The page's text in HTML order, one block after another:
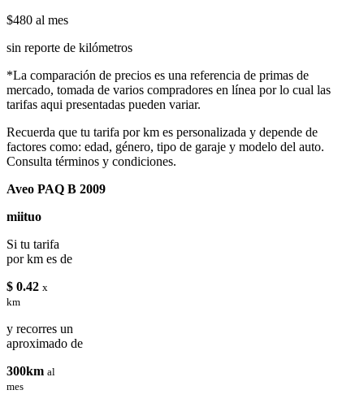
$480 al mes
sin reporte de kilómetros
*La comparación de precios es una referencia de primas de
mercado, tomada de varios compradores en línea por lo cual las
tarifas aqui presentadas pueden variar.
Recuerda que tu tarifa por km es personalizada y depende de
factores como: edad, género, tipo de garaje y modelo del auto.
Consulta términos y condiciones.
Aveo PAQ B 2009
miituo
Si tu tarifa
por km es de
$ 0.42 x
km
y recorres un
aproximado de
300km al
mes